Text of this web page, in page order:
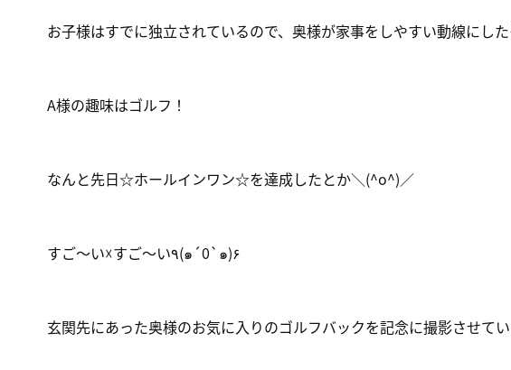
お子様はすでに独立されているので、奥様が家事をしやすい動線にし
A様の趣味はゴルフ！
なんと先日☆ホールインワン☆を達成したとか＼(^o^)／
すご～い☓すご～い٩(๑´0`๑)۶
玄関先にあった奥様のお気に入りのゴルフバックを記念に撮影させてい